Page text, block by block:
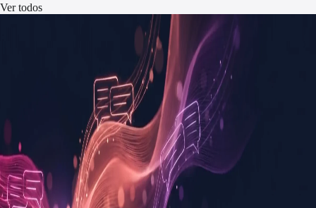
Ver todos